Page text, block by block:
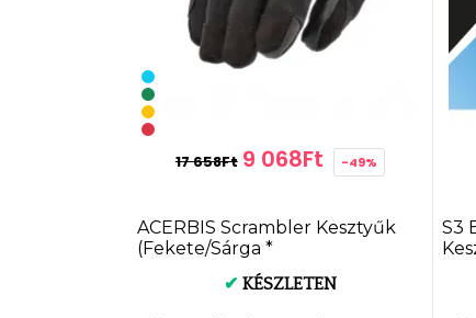
17 658Ft 9 068Ft -49%
ACERBIS Scrambler Kesztyűk
(Fekete/Sárga *
Fekete/Szürke) (XS * S * M * L...
✔ KÉSZLETEN
S3